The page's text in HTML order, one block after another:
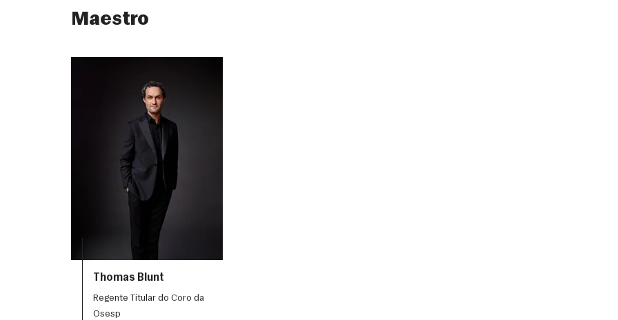
Maestro
Thomas Blunt
Regente Titular do Coro da
Osesp